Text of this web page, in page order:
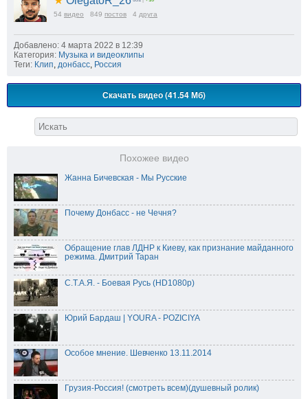
54 видео 849 постов 4 друга
Добавлено: 4 марта 2022 в 12:39
Категория: Музыка и видеоклипы
Теги: Клип, донбасс, Россия
Скачать видео (41.54 Мб)
Похожее видео
Жанна Бичевская - Мы Русские
Почему Донбасс - не Чечня?
Обращение глав ЛДНР к Киеву, как признание майданного
режима. Дмитрий Таран
С.Т.А.Я. - Боевая Русь (HD1080p)
Юрий Бардаш | YOURA - POZICIYA
Особое мнение. Шевченко 13.11.2014
Грузия-Россия! (смотреть всем)(душевный ролик)